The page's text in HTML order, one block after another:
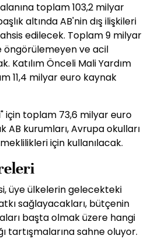
toplam 103,2 milyar
altında AB'nin dış ilişkileri
edilecek. Toplam 9 milyar
öngörülemeyen ve acil
Katılım Önceli Mali Yardım
11,4 milyar euro kaynak
için toplam 73,6 milyar euro
AB kurumları, Avrupa okulları
için kullanılacak.
üye ülkelerin gelecekteki
sağlayacakları, bütçenin
başta olmak üzere hangi
tartışmalarına sahne oluyor.